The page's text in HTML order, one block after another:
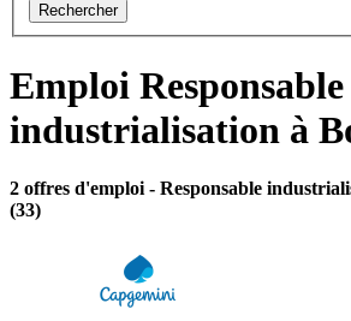
Rechercher
Emploi Responsable
industrialisation à
2 offres d'emploi - Responsable
(33)